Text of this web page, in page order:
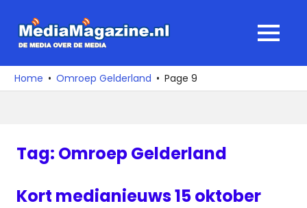
naar
media
over
MENU
Home Omroep Gelderland Page 9
Tag: Omroep Gelderland
Kort medianieuws 15 oktober